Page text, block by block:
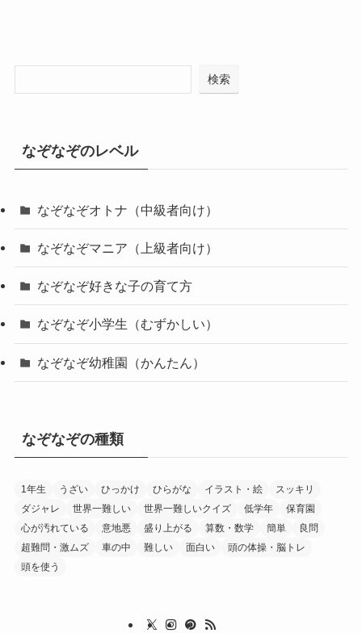
検索
なぞなぞのレベル
なぞなぞオトナ（中級者向け）
なぞなぞマニア（上級者向け）
なぞなぞ好きな子の育て方
なぞなぞ小学生（むずかしい）
なぞなぞ幼稚園（かんたん）
なぞなぞの種類
1年生 うざい ひっかけ ひらがな イラスト・絵
スッキリ
ダジャレ
世界一難しい 世界一難しいクイズ 低学年
保育園
心が汚れている
意地悪 盛り上がる 算数・数学 簡単
良問
超難問・激ムズ
車の中 難しい 面白い
頭の体操・脳トレ
頭を使う